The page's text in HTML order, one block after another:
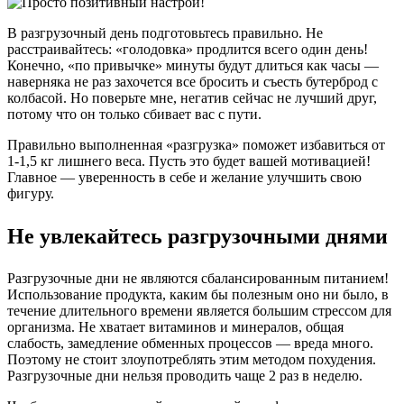
В разгрузочный день подготовьтесь правильно. Не
расстраивайтесь: «голодовка» продлится всего один день!
Конечно, «по привычке» минуты будут длиться как часы —
наверняка не раз захочется все бросить и съесть бутерброд с
колбасой. Но поверьте мне, негатив сейчас не лучший друг,
потому что он только сбивает вас с пути.
Правильно выполненная «разгрузка» поможет избавиться от
1-1,5 кг лишнего веса. Пусть это будет вашей мотивацией!
Главное — уверенность в себе и желание улучшить свою
фигуру.
Не увлекайтесь разгрузочными днями
Разгрузочные дни не являются сбалансированным питанием!
Использование продукта, каким бы полезным оно ни было, в
течение длительного времени является большим стрессом для
организма. Не хватает витаминов и минералов, общая
слабость, замедление обменных процессов — вреда много.
Поэтому не стоит злоупотреблять этим методом похудения.
Разгрузочные дни нельзя проводить чаще 2 раз в неделю.